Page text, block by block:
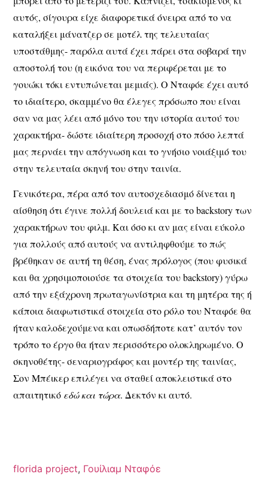
αυτός, σίγουρα είχε διαφορετικά όνειρα από το να
καταλήξει μάνατζερ σε μοτέλ της τελευταίας
υποστάθμης- παρόλα αυτά έχει πάρει στα σοβαρά την
αποστολή του (η εικόνα του να περιφέρεται με το
γουώκι τόκι εντυπώνεται μεμιάς). Ο Νταφόε έχει αυτό
το ιδιαίτερο, σκαμμένο θα έλεγες πρόσωπο που είναι
σαν να μας λέει από μόνο του την ιστορία αυτού του
χαρακτήρα- δώστε ιδιαίτερη προσοχή στο πόσο λεπτά
μας περνάει την απόγνωση και το γνήσιο νοιάξιμό του
στην τελευταία σκηνή του στην ταινία.
Γενικότερα, πέρα από τον αυτοσχεδιασμό δίνεται η
αίσθηση ότι έγινε πολλή δουλειά και με το backstory των
χαρακτήρων του φιλμ. Και όσο κι αν μας είναι εύκολο
για πολλούς από αυτούς να αντιληφθούμε το πώς
βρέθηκαν σε αυτή τη θέση, ένας πρόλογος (που φυσικά
και θα χρησιμοποιούσε τα στοιχεία του backstory) γύρω
από την εξάχρονη πρωταγωνίστρια και τη μητέρα της ή
κάποια διαφωτιστικά στοιχεία στο ρόλο του Νταφόε θα
ήταν καλοδεχούμενα και οπωσδήποτε κατ’ αυτόν τον
τρόπο το έργο θα ήταν περισσότερο ολοκληρωμένο. Ο
σκηνοθέτης- σεναριογράφος και μοντέρ της ταινίας,
Σον Μπέικερ επιλέγει να σταθεί αποκλειστικά στο
απαιτητικό εδώ και τώρα. Δεκτόν κι αυτό.
florida project, Γουίλιαμ Νταφόε